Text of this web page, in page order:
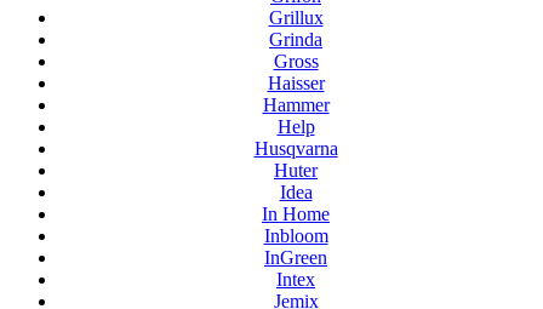
Grillux
Grinda
Gross
Haisser
Hammer
Help
Husqvarna
Huter
Idea
In Home
Inbloom
InGreen
Intex
Jemix